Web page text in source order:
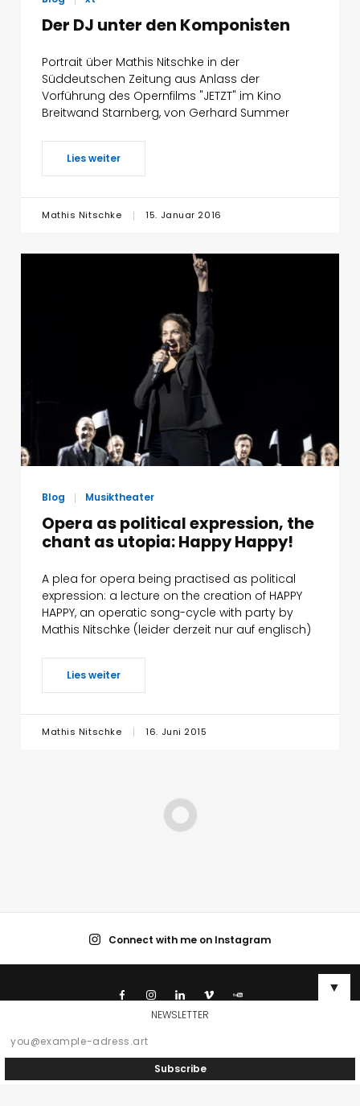
Der DJ unter den Komponisten
Portrait über Mathis Nitschke in der
Süddeutschen Zeitung aus Anlass der
Vorführung des Opernfilms "JETZT" im Kino
Breitwand Starnberg, von Gerhard Summer
Lies weiter
Mathis Nitschke 15. Januar 2016
Blog Musiktheater
Opera as political expression, the
chant as utopia: Happy Happy!
A plea for opera being practised as political
expression: a lecture on the creation of HAPPY
HAPPY, an operatic song-cycle with party by
Mathis Nitschke (leider derzeit nur auf englisch)
Lies weiter
Mathis Nitschke 16. Juni 2015
Connect with me on Instagram
▼
NEWSLETTER